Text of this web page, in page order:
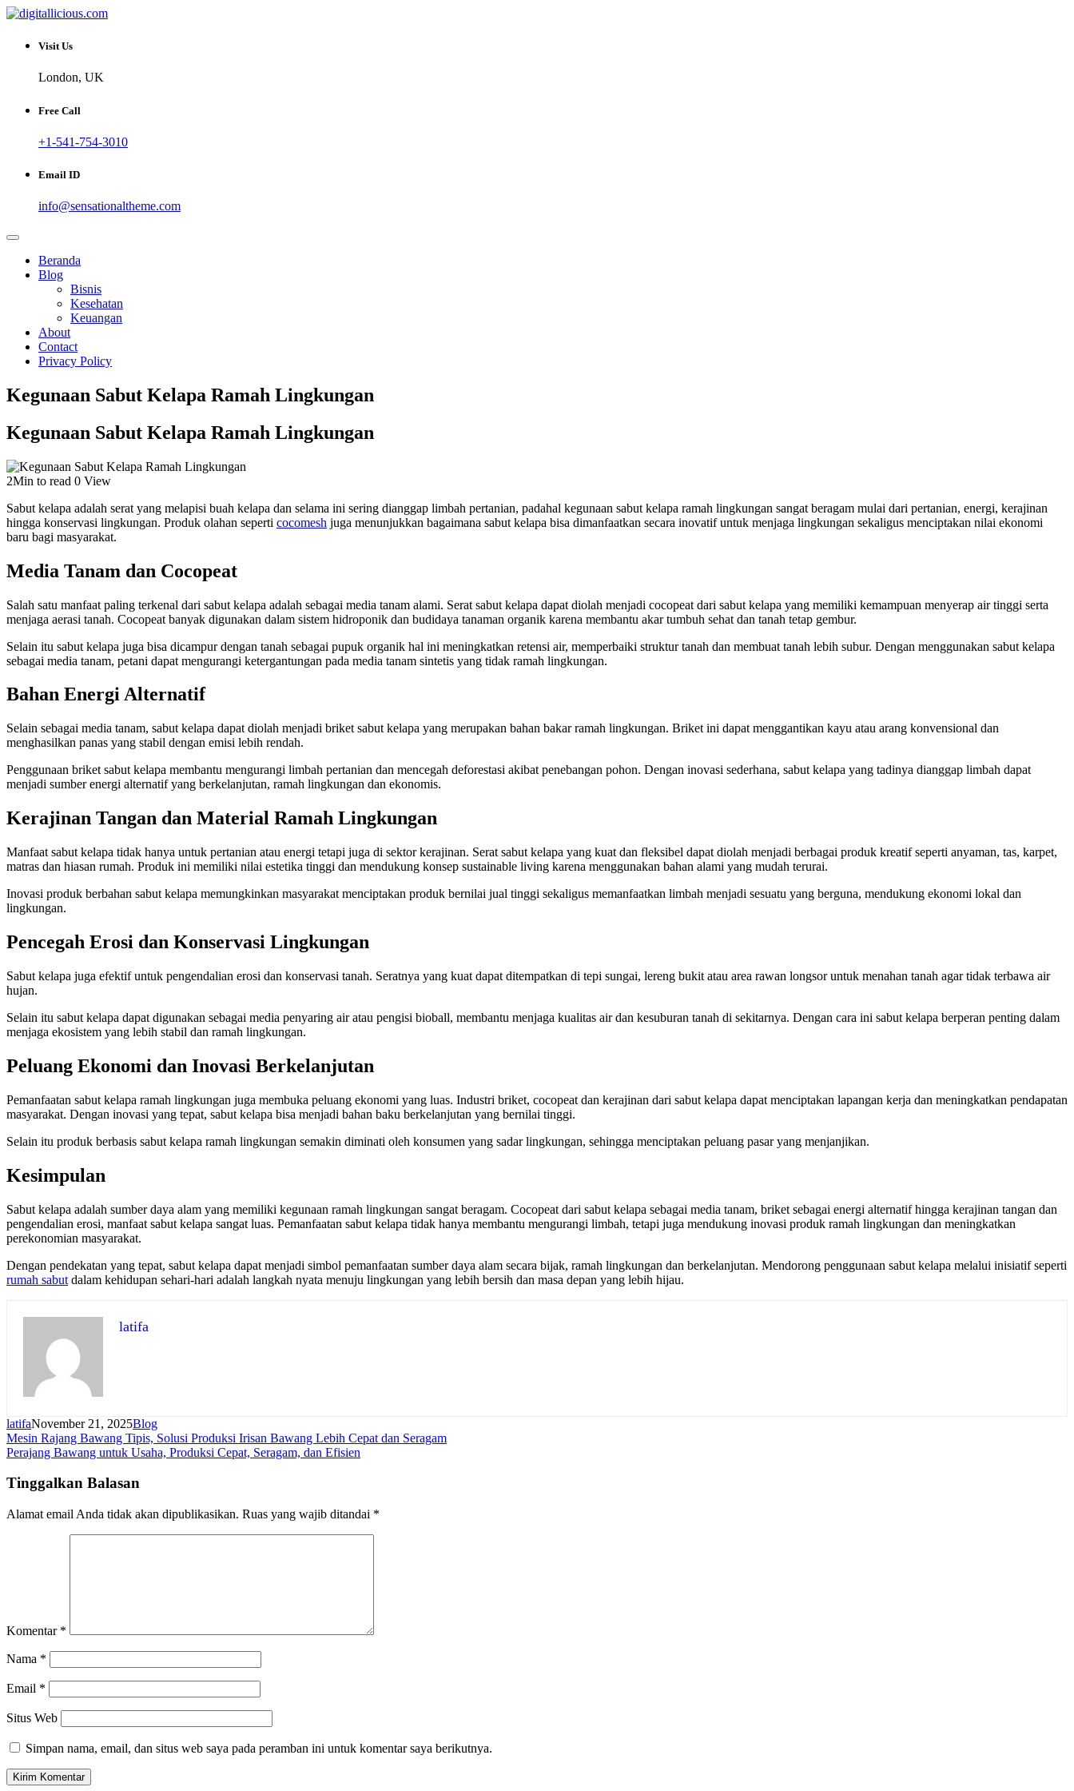
Skip
content
digitallicious.com
Sharing Digital Information
Visit Us
London, UK
Free Call
+1-541-754-3010
Email ID
info@sensationaltheme.com
Beranda
Blog
Bisnis
Kesehatan
Keuangan
About
Contact
Privacy Policy
Kegunaan Sabut Kelapa Ramah Lingkungan
Kegunaan Sabut Kelapa Ramah Lingkungan
2Min to read 0 View
Sabut kelapa adalah serat yang melapisi buah kelapa dan selama ini sering dianggap limbah pertanian, padahal kegunaan sabut kelapa ramah lingkungan sangat beragam mulai dari pertanian, energi, kerajinan
hingga konservasi lingkungan. Produk olahan seperti cocomesh juga menunjukkan bagaimana sabut kelapa bisa dimanfaatkan secara inovatif untuk menjaga lingkungan sekaligus menciptakan nilai ekonomi
baru bagi masyarakat.
Media Tanam dan Cocopeat
Salah satu manfaat paling terkenal dari sabut kelapa adalah sebagai media tanam alami. Serat sabut kelapa dapat diolah menjadi cocopeat dari sabut kelapa yang memiliki kemampuan menyerap air tinggi serta
menjaga aerasi tanah. Cocopeat banyak digunakan dalam sistem hidroponik dan budidaya tanaman organik karena membantu akar tumbuh sehat dan tanah tetap gembur.
Selain itu sabut kelapa juga bisa dicampur dengan tanah sebagai pupuk organik hal ini meningkatkan retensi air, memperbaiki struktur tanah dan membuat tanah lebih subur. Dengan menggunakan sabut kelapa
sebagai media tanam, petani dapat mengurangi ketergantungan pada media tanam sintetis yang tidak ramah lingkungan.
Bahan Energi Alternatif
Selain sebagai media tanam, sabut kelapa dapat diolah menjadi briket sabut kelapa yang merupakan bahan bakar ramah lingkungan. Briket ini dapat menggantikan kayu atau arang konvensional dan
menghasilkan panas yang stabil dengan emisi lebih rendah.
Penggunaan briket sabut kelapa membantu mengurangi limbah pertanian dan mencegah deforestasi akibat penebangan pohon. Dengan inovasi sederhana, sabut kelapa yang tadinya dianggap limbah dapat
menjadi sumber energi alternatif yang berkelanjutan, ramah lingkungan dan ekonomis.
Kerajinan Tangan dan Material Ramah Lingkungan
Manfaat sabut kelapa tidak hanya untuk pertanian atau energi tetapi juga di sektor kerajinan. Serat sabut kelapa yang kuat dan fleksibel dapat diolah menjadi berbagai produk kreatif seperti anyaman, tas, karpet,
matras dan hiasan rumah. Produk ini memiliki nilai estetika tinggi dan mendukung konsep sustainable living karena menggunakan bahan alami yang mudah terurai.
Inovasi produk berbahan sabut kelapa memungkinkan masyarakat menciptakan produk bernilai jual tinggi sekaligus memanfaatkan limbah menjadi sesuatu yang berguna, mendukung ekonomi lokal dan
lingkungan.
Pencegah Erosi dan Konservasi Lingkungan
Sabut kelapa juga efektif untuk pengendalian erosi dan konservasi tanah. Seratnya yang kuat dapat ditempatkan di tepi sungai, lereng bukit atau area rawan longsor untuk menahan tanah agar tidak terbawa air
hujan.
Selain itu sabut kelapa dapat digunakan sebagai media penyaring air atau pengisi bioball, membantu menjaga kualitas air dan kesuburan tanah di sekitarnya. Dengan cara ini sabut kelapa berperan penting dalam
menjaga ekosistem yang lebih stabil dan ramah lingkungan.
Peluang Ekonomi dan Inovasi Berkelanjutan
Pemanfaatan sabut kelapa ramah lingkungan juga membuka peluang ekonomi yang luas. Industri briket, cocopeat dan kerajinan dari sabut kelapa dapat menciptakan lapangan kerja dan meningkatkan pendapatan
masyarakat. Dengan inovasi yang tepat, sabut kelapa bisa menjadi bahan baku berkelanjutan yang bernilai tinggi.
Selain itu produk berbasis sabut kelapa ramah lingkungan semakin diminati oleh konsumen yang sadar lingkungan, sehingga menciptakan peluang pasar yang menjanjikan.
Kesimpulan
Sabut kelapa adalah sumber daya alam yang memiliki kegunaan ramah lingkungan sangat beragam. Cocopeat dari sabut kelapa sebagai media tanam, briket sebagai energi alternatif hingga kerajinan tangan dan
pengendalian erosi, manfaat sabut kelapa sangat luas. Pemanfaatan sabut kelapa tidak hanya membantu mengurangi limbah, tetapi juga mendukung inovasi produk ramah lingkungan dan meningkatkan
perekonomian masyarakat.
Dengan pendekatan yang tepat, sabut kelapa dapat menjadi simbol pemanfaatan sumber daya alam secara bijak, ramah lingkungan dan berkelanjutan. Mendorong penggunaan sabut kelapa melalui inisiatif seperti
rumah sabut dalam kehidupan sehari-hari adalah langkah nyata menuju lingkungan yang lebih bersih dan masa depan yang lebih hijau.
latifa
latifaNovember 21, 2025Blog
Navigasi
pos
Mesin Rajang Bawang Tipis, Solusi Produksi Irisan Bawang Lebih Cepat dan Seragam
Perajang Bawang untuk Usaha, Produksi Cepat, Seragam, dan Efisien
Tinggalkan Balasan
Alamat email Anda tidak akan dipublikasikan. Ruas yang wajib ditandai *
Komentar *
Nama *
Email *
Situs Web
Simpan nama, email, dan situs web saya pada peramban ini untuk komentar saya berikutnya.